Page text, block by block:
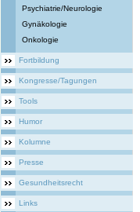
Psychiatrie/Neurologie
Gynäkologie
Onkologie
Fortbildung
Kongresse/Tagungen
Tools
Humor
Kolumne
Presse
Gesundheitsrecht
Links